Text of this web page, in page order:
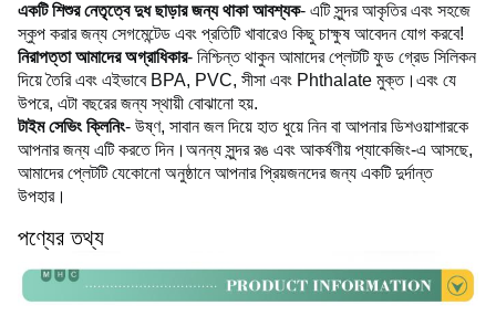
একটি শিশুর নেতৃত্বে দুধ ছাড়ার জন্য থাকা আবশ্যক- এটি সুন্দর আকৃতির এবং সহজে
স্কুপ করার জন্য সেগমেন্টেড এবং প্রতিটি খাবারেও কিছু চাক্ষুষ আবেদন যোগ করবে!
নিরাপত্তা আমাদের অগ্রাধিকার- নিশ্চিন্ত থাকুন আমাদের প্লেটটি ফুড গ্রেড সিলিকন
দিয়ে তৈরি এবং এইভাবে BPA, PVC, সীসা এবং Phthalate মুক্ত। এবং যে
উপরে, এটা বছরের জন্য স্থায়ী বোঝানো হয়.
টাইম সেভিং ক্লিনিং- উষ্ণ, সাবান জল দিয়ে হাত ধুয়ে নিন বা আপনার ডিশওয়াশারকে
আপনার জন্য এটি করতে দিন। অনন্য সুন্দর রঙ এবং আকর্ষণীয় প্যাকেজিং-এ আসছে,
আমাদের প্লেটটি যেকোনো অনুষ্ঠানে আপনার প্রিয়জনদের জন্য একটি দুর্দান্ত
উপহার।
পণ্যের তথ্য